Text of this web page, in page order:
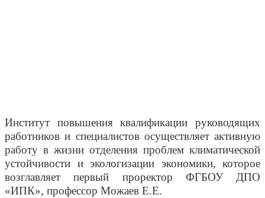
Институт повышения квалификации руководящих
работников и специалистов осуществляет активную
работу в жизни отделения проблем климатической
устойчивости и экологизации экономики, которое
возглавляет первый проректор ФГБОУ ДПО
«ИПК», профессор Можаев Е.Е.